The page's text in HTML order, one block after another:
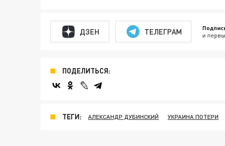
ДЗЕН ТЕЛЕГРАМ и
ПОДЕЛИТЬСЯ:
ТЕГИ: АЛЕКСАНДР ДУБИНСКИЙ УКРАИНА ПОТЕРИ